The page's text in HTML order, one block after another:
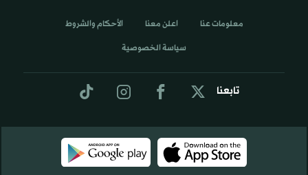
تابعنا
معلومات عنا اعلن معنا الأحكام والشروط
سياسة الخصوصية